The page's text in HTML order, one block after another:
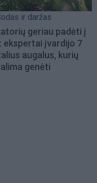
ir daržas
geriau padėti į
ekspertai įvardijo 7
augalus, kurių
genėti